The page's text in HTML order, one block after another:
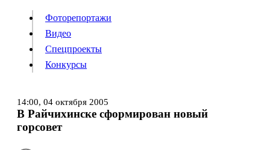
Видео
Конкурсы
Информация
Фоторепортажи
Видео
Спецпроекты
Конкурсы
14:00, 04 октября 2005
В Райчихинске сформирован новый
горсовет